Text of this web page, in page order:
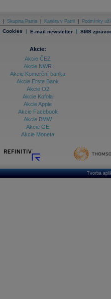
Skupina Patria Kariéra v Patrii Podmínky
Cookies | E-mail newsletter | SMS
Akcie:
Akcie ČEZ
Akcie NWR
Akcie Komerční banka
Akcie Erste Bank
Akcie O2
Akcie Kofola
Akcie Apple
Akcie Facebook
Akcie BMW
Akcie GE
Akcie Moneta
Tvorba